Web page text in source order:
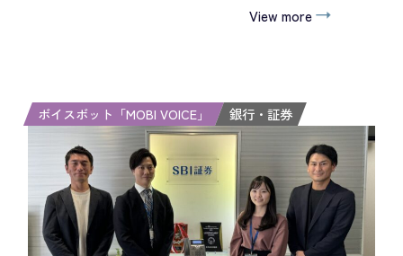
View more
ボイスボット「MOBI VOICE」 銀行・証券